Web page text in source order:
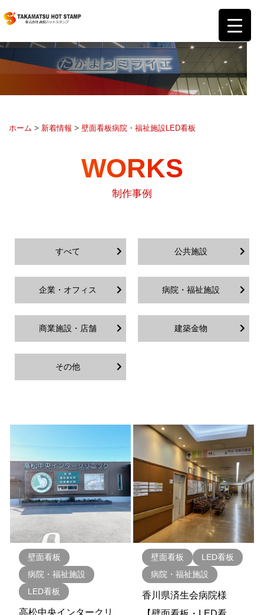
ホーム > 新着情報 > 壁面看板病院・福祉施設LED看板
WORKS
制作事例
すべて 公共施設
企業・オフィス 病院・福祉施設
商業施設・店舗 建築金物
その他
壁面看板
病院・福祉施設
LED看板
高松中央インタークリ
壁面看板
LED看板
病院・福祉施設
香川県済生会病院様